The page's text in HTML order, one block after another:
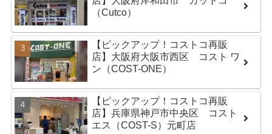
（Cutco）
【ピックアップ！コストコ再販
店】大阪府大阪市西区 コスト ワ
ン（COST-ONE）
【ピックアップ！コストコ再販
店】兵庫県神戸市中央区 コスト
エス（COST-S）元町店